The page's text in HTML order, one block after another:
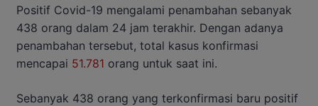
Positif Covid-19 mengalami penambahan sebanyak
438 orang dalam 24 jam terakhir. Dengan adanya
penambahan tersebut, total kasus konfirmasi
mencapai 51.781 orang untuk saat ini.
Sebanyak 438 orang yang terkonfirmasi baru positif